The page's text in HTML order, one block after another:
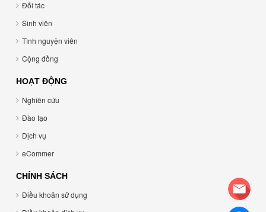
Đối tác
Sinh viên
Tình nguyện viên
Cộng đồng
HOẠT ĐỘNG
Nghiên cứu
Đào tạo
Dịch vụ
eCommer
CHÍNH SÁCH
Điều khoản sử dụng